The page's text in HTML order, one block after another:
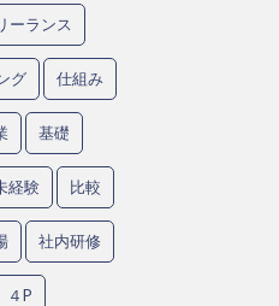
ーランス
グ 仕組み
基礎
経験 比較
社内研修
４P